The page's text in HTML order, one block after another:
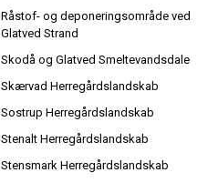
Råstof- og deponeringsområde ved
Glatved Strand
Skodå og Glatved Smeltevandsdale
Skærvad Herregårdslandskab
Sostrup Herregårdslandskab
Stenalt Herregårdslandskab
Stensmark Herregårdslandskab